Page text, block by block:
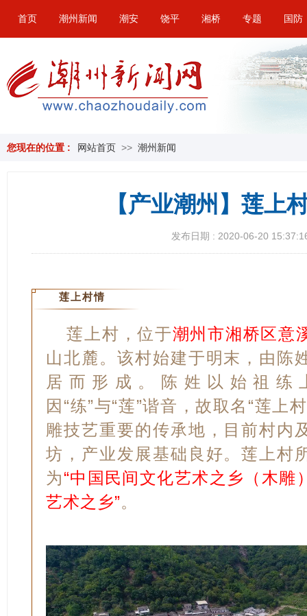
首页 潮州新闻 潮安 饶平 湘桥 专题 国防
您现在的位置 : 网站首页 >> 潮州新闻
【产业潮州】莲上
发布日期 : 2020-06-20
莲上村情
莲上村，位于潮州市湘桥区意
山北麓。该村始建于明末，由陈
居而形成。陈姓以始祖练
因“练”与“莲”谐音，故取名“莲上
雕技艺重要的传承地，目前村内
坊，产业发展基础良好。莲上村
为“中国民间文化艺术之乡（木雕
艺术之乡”。